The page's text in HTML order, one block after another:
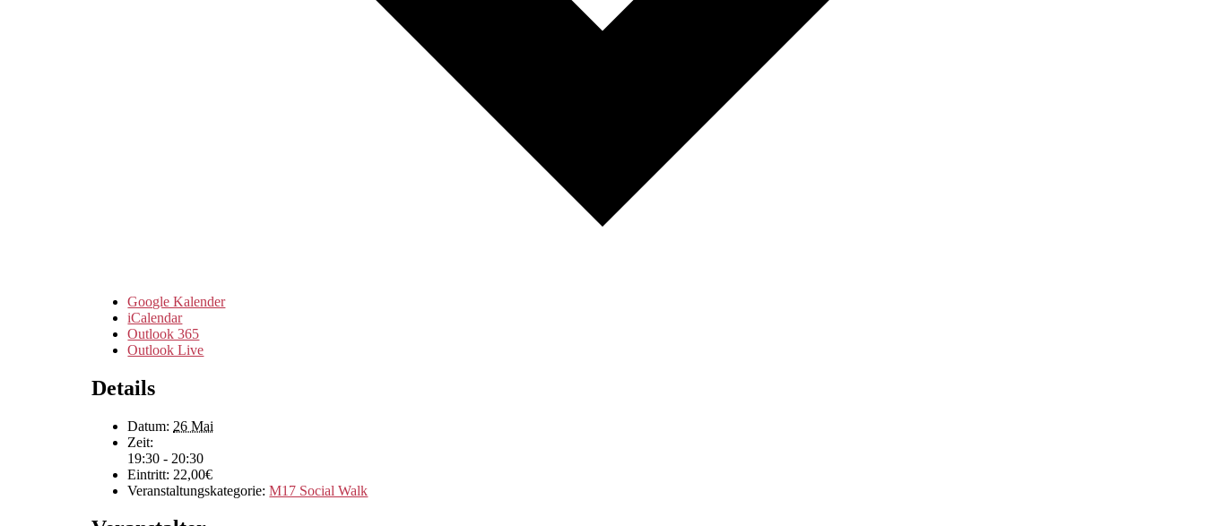
Google Kalender
iCalendar
Outlook 365
Outlook Live
Details
Datum: 26 Mai
Zeit:
19:30 - 20:30
Eintritt: 22,00€
Veranstaltungskategorie: M17 Social Walk